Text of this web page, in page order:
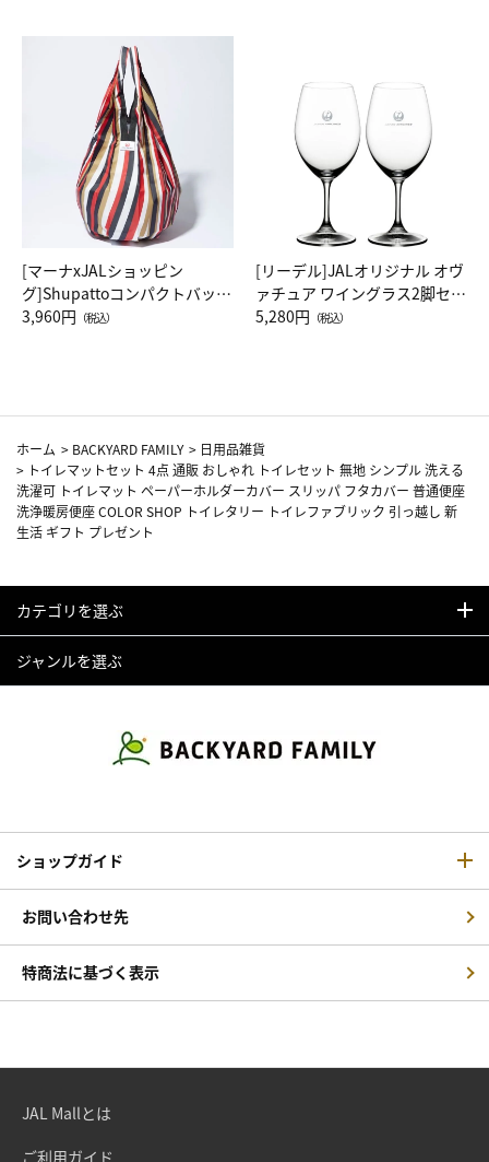
[マーナxJALショッピン
グ]Shupattoコンパクトバッグ
Drop JAL客室乗務員（LC）ス
3,960円 （税込）
[リーデル]JALオリジナル オヴ
ァチュア ワイングラス2脚セッ
ト（レッドワイン）
5,280円 （税込）
ホーム > BACKYARD FAMILY > 日用品雑貨
> トイレマットセット 4点 通販 おしゃれ トイレセット 無地 シンプル 洗える
洗濯可 トイレマット ペーパーホルダーカバー スリッパ フタカバー 普通便座
洗浄暖房便座 COLOR SHOP トイレタリー トイレファブリック 引っ越し 新
生活 ギフト プレゼント
カテゴリを選ぶ
ジャンルを選ぶ
ショップガイド
お問い合わせ先
特商法に基づく表示
JAL Mallとは
ご利用ガイド